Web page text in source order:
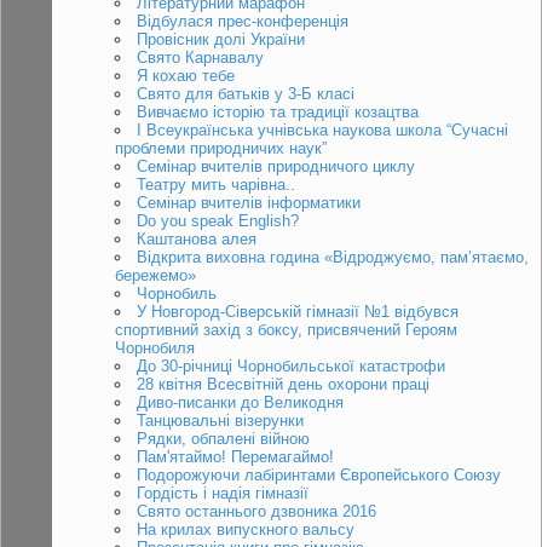
Відбулася прес-конференція
Провісник долі України
Свято Карнавалу
Я кохаю тебе
Свято для батьків у 3-Б класі
Вивчаємо історію та традиції козацтва
І Всеукраїнська учнівська наукова школа “Сучасні
проблеми природничих наук”
Семінар вчителів природничого циклу
Театру мить чарівна..
Семінар вчителів інформатики
Do you speak English?
Каштанова алея
Відкрита виховна година «Відроджуємо, пам’ятаємо,
бережемо»
Чорнобиль
У Новгород-Сіверській гімназії №1 відбувся
спортивний захід з боксу, присвячений Героям
Чорнобиля
До 30-річниці Чорнобильської катастрофи
28 квітня Всесвітній день охорони праці
Диво-писанки до Великодня
Танцювальні візерунки
Рядки, обпалені війною
Пам'ятаймо! Перемагаймо!
Подорожуючи лабіринтами Європейського Союзу
Гордість і надія гімназії
Свято останнього дзвоника 2016
На крилах випускного вальсу